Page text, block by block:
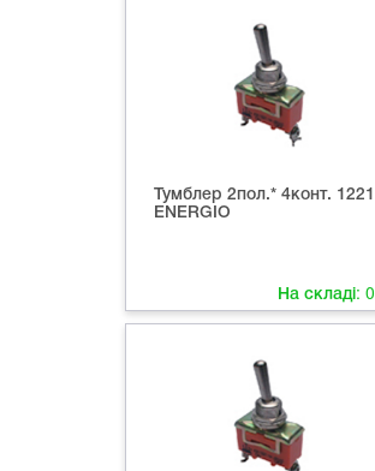
Тумблер 2пол.* 4конт. 1221
ENERGIO
На складі: 0